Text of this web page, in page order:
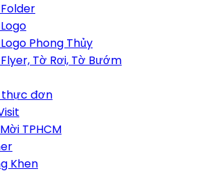
Phong Thủy
Tờ Rơi, Tờ Bướm
thực đơn
TPHCM
Khen